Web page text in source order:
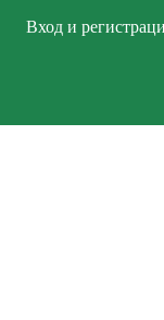
Вход и